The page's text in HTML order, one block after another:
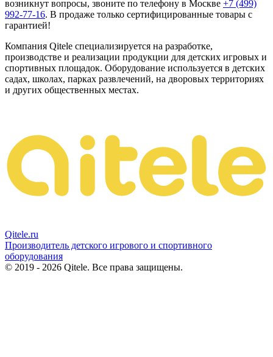
возникнут вопросы, звоните по телефону в Москве +7 (499)
992-77-16. В продаже только сертифицированные товары с
гарантией!
Компания Qitele специализируется на разработке,
производстве и реализации продукции для детских игровых и
спортивных площадок. Оборудование используется в детских
садах, школах, парках развлечений, на дворовых территориях
и других общественных местах.
Qitele.ru
Производитель детского игрового и спортивного
оборудования
© 2019 - 2026 Qitele. Все права защищены.